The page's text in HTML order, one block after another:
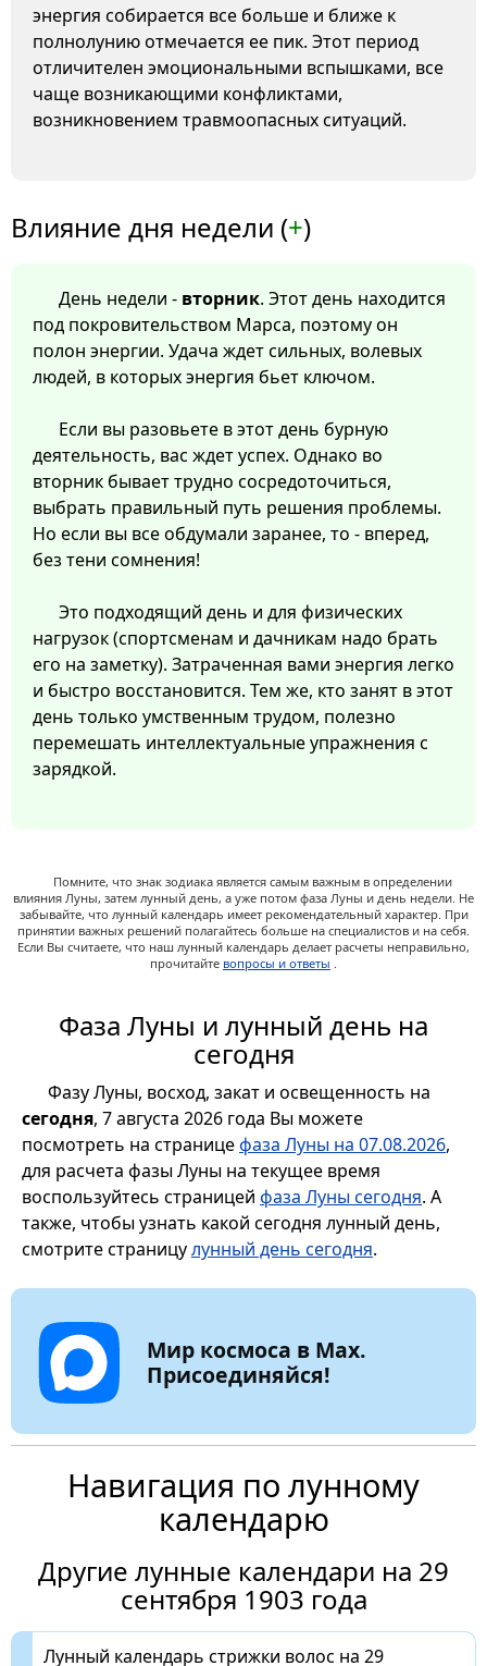
энергия собирается все больше и ближе к
полнолунию отмечается ее пик. Этот период
отличителен эмоциональными вспышками, все
чаще возникающими конфликтами,
возникновением травмоопасных ситуаций.
Влияние дня недели (+)
День недели - вторник. Этот день находится
под покровительством Марса, поэтому он
полон энергии. Удача ждет сильных, волевых
людей, в которых энергия бьет ключом.
Если вы разовьете в этот день бурную
деятельность, вас ждет успех. Однако во
вторник бывает трудно сосредоточиться,
выбрать правильный путь решения проблемы.
Но если вы все обдумали заранее, то - вперед,
без тени сомнения!
Это подходящий день и для физических
нагрузок (спортсменам и дачникам надо брать
его на заметку). Затраченная вами энергия легко
и быстро восстановится. Тем же, кто занят в этот
день только умственным трудом, полезно
перемешать интеллектуальные упражнения с
зарядкой.
Помните, что знак зодиака является самым важным в определении
влияния Луны, затем лунный день, а уже потом фаза Луны и день недели. Не
забывайте, что лунный календарь имеет рекомендательный характер. При
принятии важных решений полагайтесь больше на специалистов и на себя.
Если Вы считаете, что наш лунный календарь делает расчеты неправильно,
прочитайте вопросы и ответы .
Фаза Луны и лунный день на
сегодня
Фазу Луны, восход, закат и освещенность на
сегодня, 7 августа 2026 года Вы можете
посмотреть на страницефаза Луны на 07.08.2026,
для расчета фазы Луны на текущее время
воспользуйтесь страницей фаза Луны сегодня. А
также, чтобы узнать какой сегодня лунный день,
смотрите страницулунный день сегодня.
Мир космоса в Max.
Присоединяйся!
Навигация по лунному
календарю
Другие лунные календари на 29
сентября 1903 года
Лунный календарь стрижки волос на 29